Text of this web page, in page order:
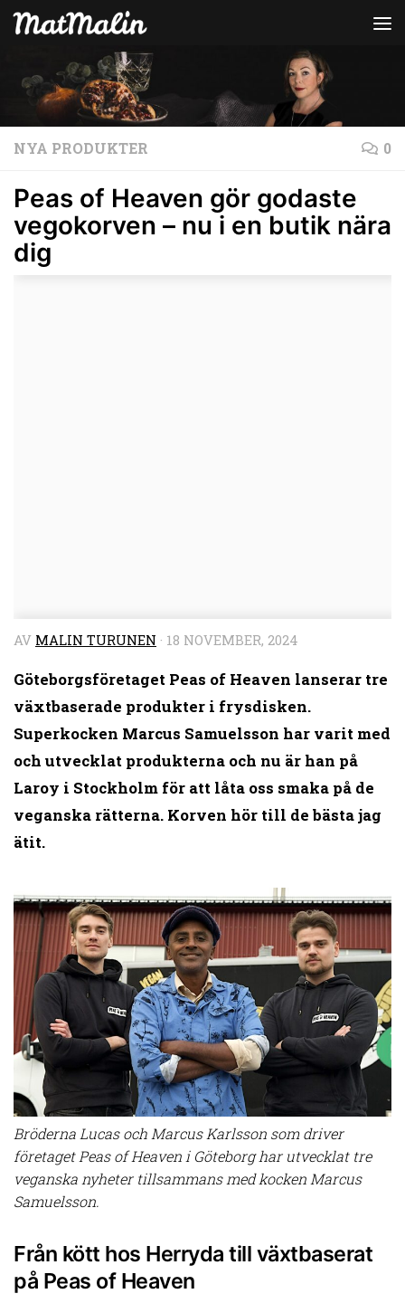
Hoppa till innehåll
NYA PRODUKTER 0
Peas of Heaven gör godaste
vegokorven – nu i en butik nära
dig
AV MALIN TURUNEN · 18 NOVEMBER, 2024
Göteborgsföretaget Peas of Heaven lanserar tre
växtbaserade produkter i frysdisken.
Superkocken Marcus Samuelsson har varit med
och utvecklat produkterna och nu är han på
Laroy i Stockholm för att låta oss smaka på de
veganska rätterna. Korven hör till de bästa jag
ätit.
Bröderna Lucas och Marcus Karlsson som driver
företaget Peas of Heaven i Göteborg har utvecklat tre
veganska nyheter tillsammans med kocken Marcus
Samuelsson.
Från kött hos Herryda till växtbaserat
på Peas of Heaven